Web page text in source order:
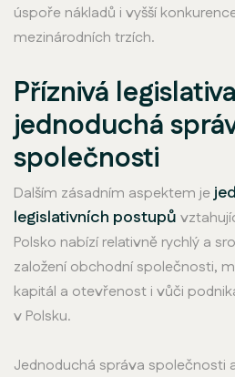
úspoře nákladů i vyšší
mezinárodních trzích.
Příznivá
jednoduchá
společnosti
Dalším zásadním aspektem je
legislativních postupů
Polsko nabízí relativně rychlý a
založení obchodní společnosti,
kapitál a otevřenost i vůči
v Polsku.
Jednoduchá správa společnosti